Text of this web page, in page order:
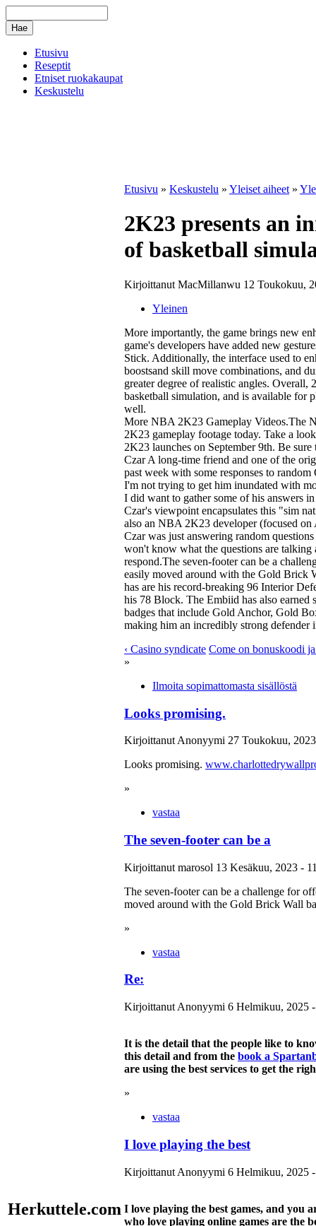
Etusivu
Reseptit
Etniset ruokakaupat
Keskustelu
Herkuttele.com
Etusivu » Keskustelu » Yleiset aiheet »
2K23 presents an
of basketball
Kirjoittanut MacMillanwu 12 Toukokuu,
Yleinen
More importantly, the game brings new
game's developers have added new
Stick. Additionally, the interface used to
boostsand skill move combinations, and
greater degree of realistic angles.
basketball simulation, and is available for
well.
More NBA 2K23 Gameplay Videos.The
2K23 gameplay footage today. Take a
2K23 launches on September 9th. Be
Czar A long-time friend and one of the
past week with some responses to random
I'm not trying to get him inundated with
I did want to gather some of his answers
Czar's viewpoint encapsulates this "sim
also an NBA 2K23 developer (focused
Czar was just answering random
won't know what the questions are
respond.The seven-footer can be a
easily moved around with the Gold Brick
has are his record-breaking 96 Interior
his 78 Block. The Embiid has also earned
badges that include Gold Anchor, Gold
making him an incredibly strong defender
‹ Casino syndicate Come on bonuskoodi
»
Ilmoita sopimattomasta sisällöstä
Looks promising.
Kirjoittanut Anonyymi 27 Toukokuu,
Looks promising.
»
vastaa
The seven-footer can be a
Kirjoittanut marosol 13 Kesäkuu, 2023 -
The seven-footer can be a challenge for
moved around with the Gold Brick Wall
»
vastaa
Re:
Kirjoittanut Anonyymi 6 Helmikuu, 2025
It is the detail that the people like to
this detail and from the book a
are using the best services to get the
»
vastaa
I love playing the best
Kirjoittanut Anonyymi 6 Helmikuu, 2025
I love playing the best games, and you
who love playing online games are the